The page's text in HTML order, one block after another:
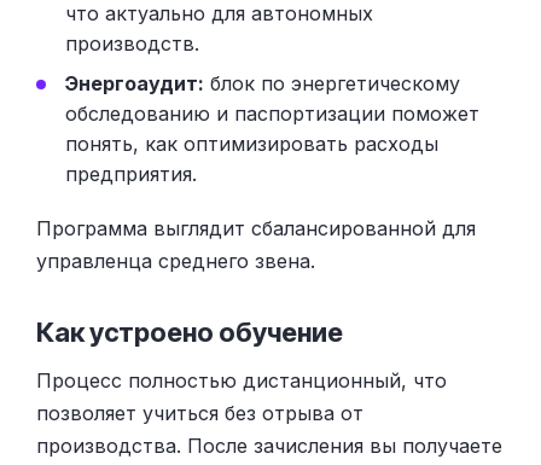
что актуально для автономных
производств.
Энергоаудит: блок по энергетическому
обследованию и паспортизации поможет
понять, как оптимизировать расходы
предприятия.
Программа выглядит сбалансированной для
управленца среднего звена.
Как устроено обучение
Процесс полностью дистанционный, что
позволяет учиться без отрыва от
производства. После зачисления вы получаете